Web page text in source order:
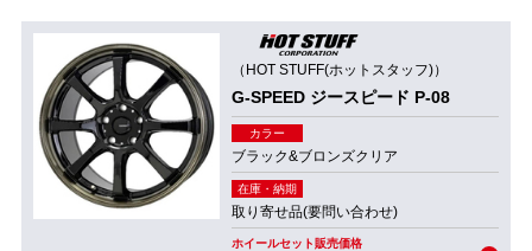
（HOT STUFF(ホットスタッフ)）
G-SPEED ジースピード P-08
カラー
ブラック&ブロンズクリア
在庫・納期
取り寄せ品(要問い合わせ)
ホイールセット販売価格